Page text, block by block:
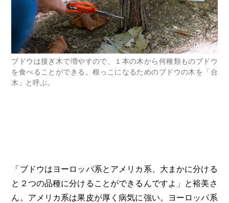
ブドウは接ぎ木で増やすので、１本の木から何種類ものブドウ
を食べることができる。根っこになるためのブドウの木を「台
木」と呼ぶ。
「ブドウはヨーロッパ系とアメリカ系、大まかに分ける
と２つの品種に分けることができるんですよ」と裕美さ
ん。アメリカ系は果皮が厚く病気に強い。ヨーロッパ系